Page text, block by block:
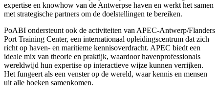
expertise en knowhow van de Antwerpse haven en werkt het samen
met strategische partners om de doelstellingen te bereiken.
PoABI ondersteunt ook de activiteiten van APEC-Antwerp/Flanders
Port Training Center, een internationaal opleidingscentrum dat zich
richt op haven- en maritieme kennisoverdracht. APEC biedt een
ideale mix van theorie en praktijk, waardoor havenprofessionals
wereldwijd hun expertise op interactieve wijze kunnen verrijken.
Het fungeert als een venster op de wereld, waar kennis en mensen
uit alle hoeken samenkomen.